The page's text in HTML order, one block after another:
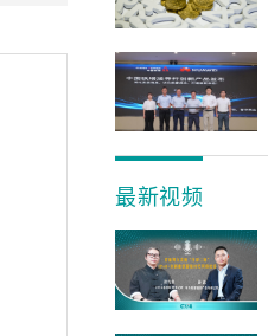
最新视频